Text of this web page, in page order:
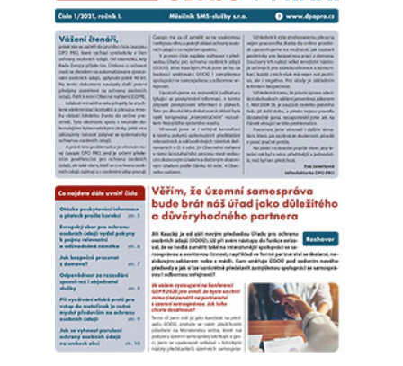
cloudu je dnes standardem pro jednotlivce i firmy, a proto
se Ludmila Probstová ve svém článku věnuje limitům fyzické
kontroly, specifickým úskalím z hlediska GDPR a rozdělení
rolí mezi uživatelem a globálními poskytovateli.
S ohledem na bezprecedentní bezpečnostní situaci ve světě
se Evropská unie zaměřila také na zvyšování odolnosti
klíčových institucí. Cílem nové legislativy je zajistit, aby
relevantní subjekty byly schopné okamžitě reagovat na krize.
Má však čistě bezpečnostní legislativa propojení s ochranou
osobních údajů a jaké nové povinnosti z ní pro správce
vyplývají? To ve svém textu detailně rozebírá Vojtěch Dlouhý.
Ptáte se, zda je to vše? Kdepak. Časopis přináší i řadu
dalších informací, aktualit a inspirativních podnětů pro vaši
každodenní práci. Ničím nerušené čtení a pohodové letní
dny vám přeje